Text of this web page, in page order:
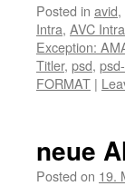
Posted in avid,
Intra, AVC
Exception:
Titler, psd,
FORMAT |
neue
Posted on 19.